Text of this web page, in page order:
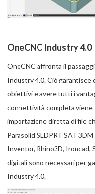
OneCNC Industry 4.0
OneCNC affronta il
Industry 4.0. Ciò garantisce
obiettivi e avere tutti i
connettività completa
importazione diretta di file
Parasolid SLDPRT SAT
Inventor, Rhino3D, Ironcad,
digitali sono necessari per
Industry 4.0.